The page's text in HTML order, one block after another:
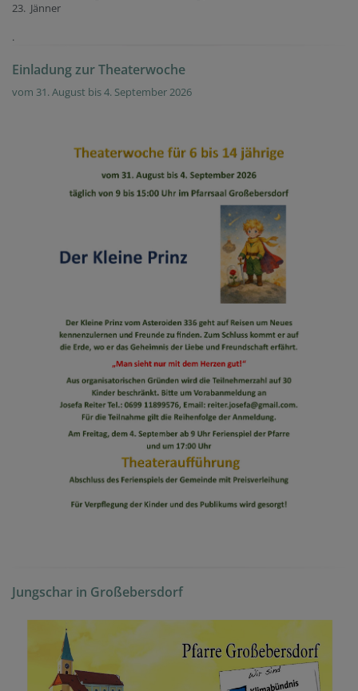
23. Jänner
.
Einladung zur Theaterwoche
vom 31. August bis 4. September 2026
Jungschar in Großebersdorf